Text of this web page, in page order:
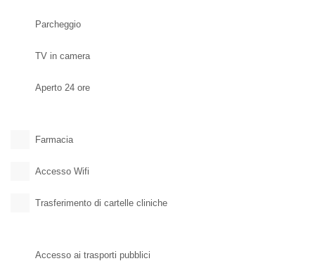
Parcheggio
TV in camera
Aperto 24 ore
Farmacia
Accesso Wifi
Trasferimento di cartelle cliniche
Accesso ai trasporti pubblici